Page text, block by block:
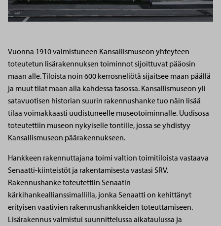
Vuonna 1910 valmistuneen Kansallismuseon yhteyteen
toteutetun lisärakennuksen toiminnot sijoittuvat pääosin
maan alle. Tiloista noin 600 kerrosneliötä sijaitsee maan päällä
ja muut tilat maan alla kahdessa tasossa. Kansallismuseon yli
satavuotisen historian suurin rakennushanke tuo näin lisää
tilaa voimakkaasti uudistuneelle museotoiminnalle. Uudisosa
toteutettiin museon nykyiselle tontille, jossa se yhdistyy
Kansallismuseon päärakennukseen.
Hankkeen rakennuttajana toimi valtion toimitiloista vastaava
Senaatti-kiinteistöt ja rakentamisesta vastasi SRV.
Rakennushanke toteutettiin Senaatin
kärkihankeallianssimallilla, jonka Senaatti on kehittänyt
erityisen vaativien rakennushankkeiden toteuttamiseen.
Lisärakennus valmistui suunnittelussa aikataulussa ja